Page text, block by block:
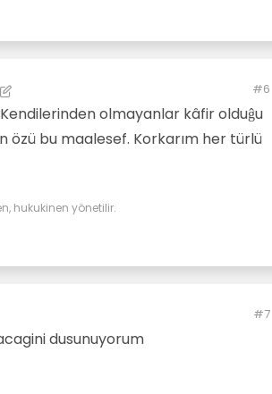
17:38
#6
Kendilerinden olmayanlar kâfir olduĝu
özü bu maalesef. Korkarım her türlü
hukukinen yönetilir.
#7
dusunuyorum